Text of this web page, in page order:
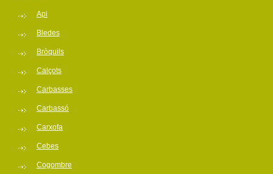
Api
Bledes
Bròquils
Calçots
Carbasses
Carbassó
Carxofa
Cebes
Cogombre